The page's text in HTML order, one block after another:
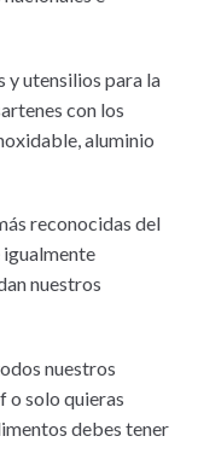
y utensilios para la
con los
aluminio
reconocidas del
igualmente
nuestros
nuestros
o solo quieras
debes tener